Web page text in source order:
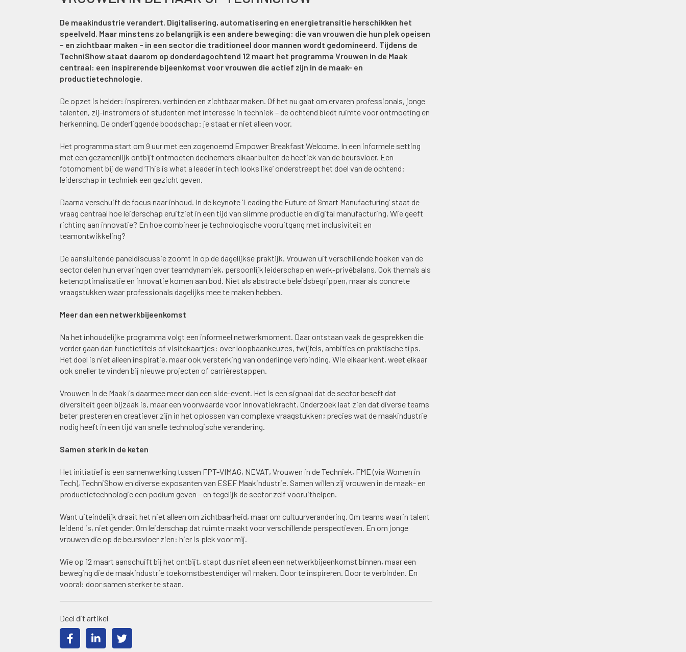
De maakindustrie verandert. Digitalisering, automatisering en energietransitie herschikken het
speelveld. Maar minstens zo belangrijk is een andere beweging: die van vrouwen die hun plek opeisen
– en zichtbaar maken – in een sector die traditioneel door mannen wordt gedomineerd. Tijdens de
TechniShow staat daarom op donderdagochtend 12 maart het programma Vrouwen in de Maak
centraal: een inspirerende bijeenkomst voor vrouwen die actief zijn in de maak- en
productietechnologie.
De opzet is helder: inspireren, verbinden en zichtbaar maken. Of het nu gaat om ervaren professionals, jonge
talenten, zij-instromers of studenten met interesse in techniek – de ochtend biedt ruimte voor ontmoeting en
herkenning. De onderliggende boodschap: je staat er niet alleen voor.
Het programma start om 9 uur met een zogenoemd Empower Breakfast Welcome. In een informele setting
met een gezamenlijk ontbijt ontmoeten deelnemers elkaar buiten de hectiek van de beursvloer. Een
fotomoment bij de wand ‘This is what a leader in tech looks like’ onderstreept het doel van de ochtend:
leiderschap in techniek een gezicht geven.
Daarna verschuift de focus naar inhoud. In de keynote ‘Leading the Future of Smart Manufacturing’ staat de
vraag centraal hoe leiderschap eruitziet in een tijd van slimme productie en digital manufacturing. Wie geeft
richting aan innovatie? En hoe combineer je technologische vooruitgang met inclusiviteit en
teamontwikkeling?
De aansluitende paneldiscussie zoomt in op de dagelijkse praktijk. Vrouwen uit verschillende hoeken van de
sector delen hun ervaringen over teamdynamiek, persoonlijk leiderschap en werk-privébalans. Ook thema’s als
ketenoptimalisatie en innovatie komen aan bod. Niet als abstracte beleidsbegrippen, maar als concrete
vraagstukken waar professionals dagelijks mee te maken hebben.
Meer dan een netwerkbijeenkomst
Na het inhoudelijke programma volgt een informeel netwerkmoment. Daar ontstaan vaak de gesprekken die
verder gaan dan functietitels of visitekaartjes: over loopbaankeuzes, twijfels, ambities en praktische tips.
Het doel is niet alleen inspiratie, maar ook versterking van onderlinge verbinding. Wie elkaar kent, weet elkaar
ook sneller te vinden bij nieuwe projecten of carrièrestappen.
Vrouwen in de Maak is daarmee meer dan een side-event. Het is een signaal dat de sector beseft dat
diversiteit geen bijzaak is, maar een voorwaarde voor innovatiekracht. Onderzoek laat zien dat diverse teams
beter presteren en creatiever zijn in het oplossen van complexe vraagstukken; precies wat de maakindustrie
nodig heeft in een tijd van snelle technologische verandering.
Samen sterk in de keten
Het initiatief is een samenwerking tussen FPT-VIMAG, NEVAT, Vrouwen in de Techniek, FME (via Women in
Tech), TechniShow en diverse exposanten van ESEF Maakindustrie. Samen willen zij vrouwen in de maak- en
productietechnologie een podium geven – en tegelijk de sector zelf vooruithelpen.
Want uiteindelijk draait het niet alleen om zichtbaarheid, maar om cultuurverandering. Om teams waarin talent
leidend is, niet gender. Om leiderschap dat ruimte maakt voor verschillende perspectieven. En om jonge
vrouwen die op de beursvloer zien: hier is plek voor mij.
Wie op 12 maart aanschuift bij het ontbijt, stapt dus niet alleen een netwerkbijeenkomst binnen, maar een
beweging die de maakindustrie toekomstbestendiger wil maken. Door te inspireren. Door te verbinden. En
vooral: door samen sterker te staan.
Deel dit artikel